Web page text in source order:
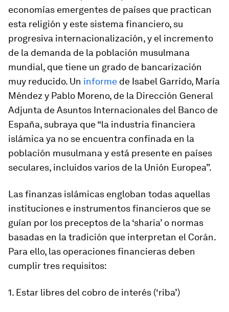
economías emergentes de países que practican
esta religión y este sistema financiero, su
progresiva internacionalización, y el incremento
de la demanda de la población musulmana
mundial, que tiene un grado de bancarización
muy reducido. Un informe de Isabel Garrido, María
Méndez y Pablo Moreno, de la Dirección General
Adjunta de Asuntos Internacionales del Banco de
España, subraya que “la industria financiera
islámica ya no se encuentra confinada en la
población musulmana y está presente en países
seculares, incluidos varios de la Unión Europea”.
Las finanzas islámicas engloban todas aquellas
instituciones e instrumentos financieros que se
guían por los preceptos de la ‘sharia’ o normas
basadas en la tradición que interpretan el Corán.
Para ello, las operaciones financieras deben
cumplir tres requisitos:
1. Estar libres del cobro de interés (‘riba’)